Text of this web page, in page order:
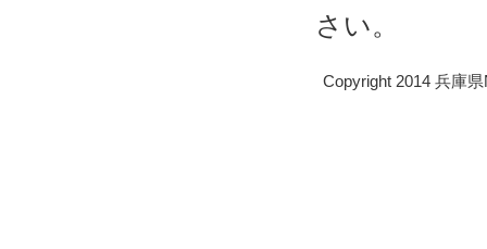
さい。
Copyright 2014 兵庫